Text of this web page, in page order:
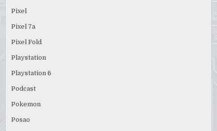
Pixel
Pixel 7a
Pixel Fold
Playstation
Playstation 6
Podcast
Pokemon
Posao